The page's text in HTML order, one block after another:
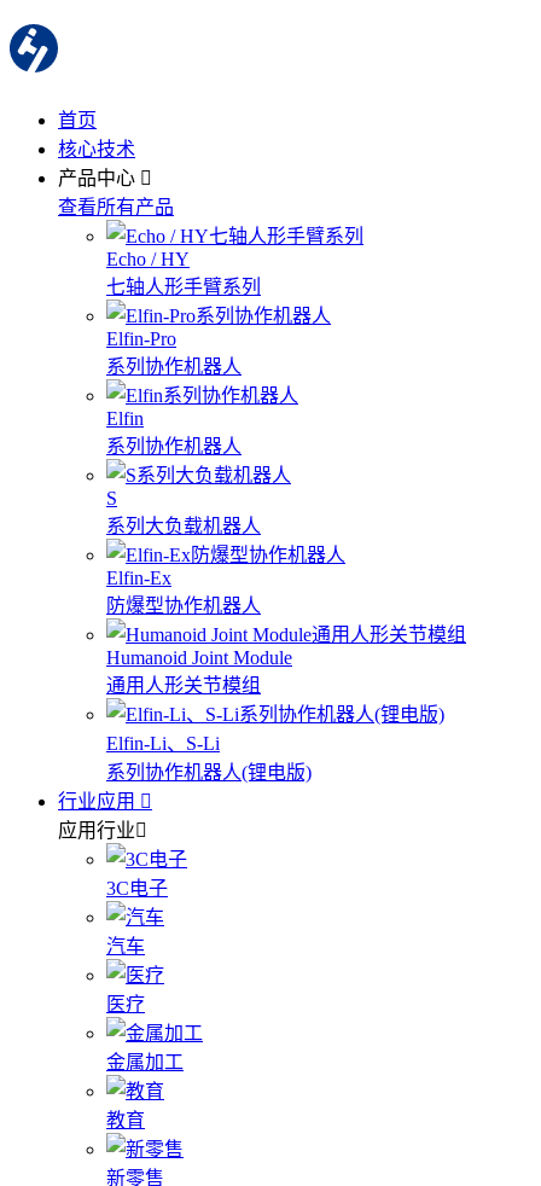
首页
核心技术
产品中心
查看所有产品
Echo / HY
七轴人形手臂系列
Elfin-Pro
系列协作机器人
Elfin
系列协作机器人
S
系列大负载机器人
Elfin-Ex
防爆型协作机器人
Humanoid Joint Module
通用人形关节模组
Elfin-Li、S-Li
系列协作机器人(锂电版)
行业应用
应用行业
3C电子
汽车
医疗
金属加工
教育
新零售